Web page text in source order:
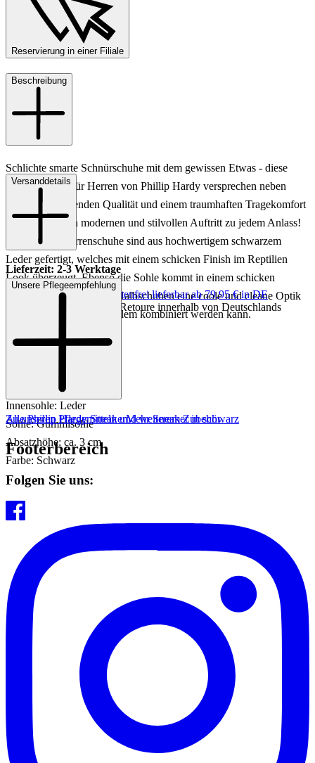
Reservierung in einer Filiale
Beschreibung
Schlichte smarte Schnürschuhe mit dem gewissen Etwas - diese
tollen Sneaker für Herren von Phillip Hardy versprechen neben
einer herausragenden Qualität und einem traumhaften Tragekomfort
auch noch einen modernen und stilvollen Auftritt zu jedem Anlass!
Die smarten Herrenschuhe sind aus hochwertigem schwarzem
Leder gefertigt, welches mit einem schicken Finish im Reptilien
Look überzeugt. Ebenso die Sohle kommt in einem schicken
Schwarz daher, was den Halbschuhen eine coole und cleane Optik
verleiht, die zu wirklich allem kombiniert werden kann.
Innenmaterial: Leder
Innensohle: Leder
Sohle: Gummisohle
Absatzhöhe: ca. 3 cm
Farbe: Schwarz
Versanddetails
Lieferzeit: 2-3 Werktage
Keine Versandkosten:
kostenfrei lieferbar ab 79,95 € in DE
Einfache und Kostenlose Retoure innerhalb von Deutschlands
Unsere Pflegeempfehlung
Zu unseren Pflegemitteln und weiterem Zubehör
Alle Phillip Hardy SneakerMehr Sneaker in schwarz
Footerbereich
Folgen Sie uns: